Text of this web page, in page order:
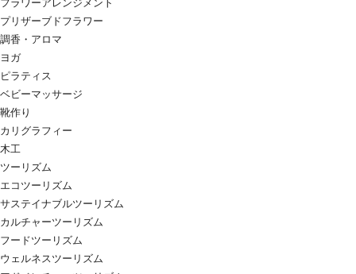
フラワーアレンジメント
プリザーブドフラワー
調香・アロマ
ヨガ
ピラティス
ベビーマッサージ
靴作り
カリグラフィー
木工
ツーリズム
エコツーリズム
サステイナブルツーリズム
カルチャーツーリズム
フードツーリズム
ウェルネスツーリズム